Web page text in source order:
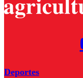
Deportes